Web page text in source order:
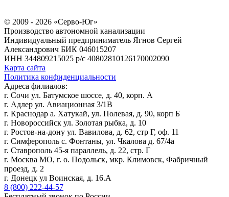
© 2009 - 2026 «Серво-Юг»
Производство автономной канализации
Индивидуальный предприниматель Ягнов Сергей
Александрович БИК 046015207
ИНН 344809215025 р/с 40802810126170002090
Карта сайта
Политика конфиденциальности
Адреса филиалов:
г. Сочи ул. Батумское шоссе, д. 40, корп. А
г. Адлер ул. Авиационная 3/1В
г. Краснодар а. Хатукай, ул. Полевая, д. 90, корп Б
г. Новороссийск ул. Золотая рыбка, д. 10
г. Ростов-на-дону ул. Вавилова, д. 62, стр Г, оф. 11
г. Симферополь с. Фонтаны, ул. Чкалова д. 67/4а
г. Ставрополь 45-я параллель, д. 22, стр. Г
г. Москва МО, г. о. Подольск, мкр. Климовск, Фабричный
проезд, д. 2
г. Донецк ул Воинская, д. 16.А
8 (800) 222-44-57